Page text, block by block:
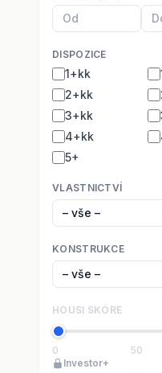
DISPOZICE
1+kk
2+kk
3+kk
4+kk
5+
VLASTNICTVÍ
KONSTRUKCE
HOUSI SKÓRE
0 50
Investor+